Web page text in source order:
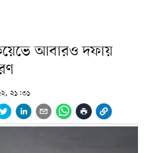
আবারও দফায়
২১:৩১